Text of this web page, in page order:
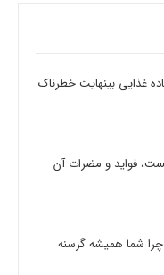
بیش از حد این 8 ماده غذایی بینهایت خطرناک
فواید و مضرات آن
چرا شما همیشه گرسنه